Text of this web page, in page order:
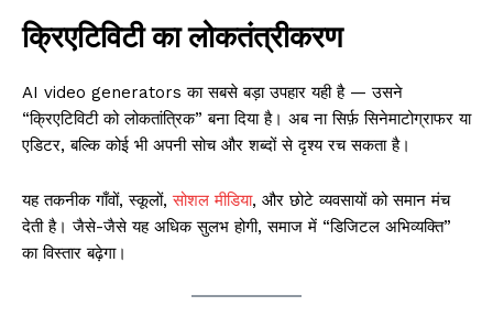
क्रिएटिविटी का लोकतंत्रीकरण
AI video generators का सबसे बड़ा उपहार यही है — उसने
“क्रिएटिविटी को लोकतांत्रिक” बना दिया है। अब ना सिर्फ़ सिनेमाटोग्राफर या
एडिटर, बल्कि कोई भी अपनी सोच और शब्दों से दृश्य रच सकता है।
यह तकनीक गाँवों, स्कूलों,सोशल मीडिया, और छोटे व्यवसायों को समान मंच
देती है। जैसे-जैसे यह अधिक सुलभ होगी, समाज में “डिजिटल अभिव्यक्ति”
का विस्तार बढ़ेगा।